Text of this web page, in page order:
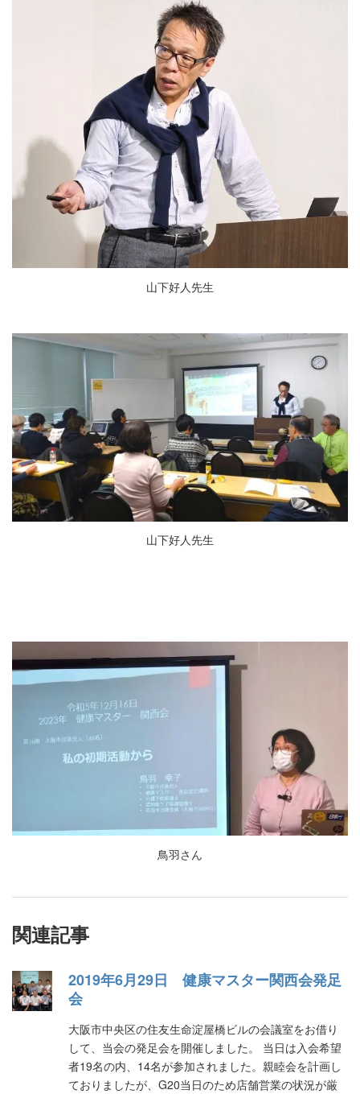
山下好人先生
山下好人先生
鳥羽さん
関連記事
2019年6月29日 健康マスター関西会発足
会
大阪市中央区の住友生命淀屋橋ビルの会議室をお借り
して、当会の発足会を開催しました。 当日は入会希望
者19名の内、14名が参加されました。親睦会を計画し
ておりましたが、G20当日のため店舗営業の状況が厳